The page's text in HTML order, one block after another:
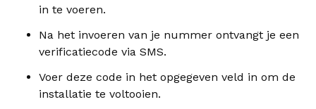
in te voeren.
Na het invoeren van je nummer ontvangt je een
verificatiecode via SMS.
Voer deze code in het opgegeven veld in om de
installatie te voltooien.